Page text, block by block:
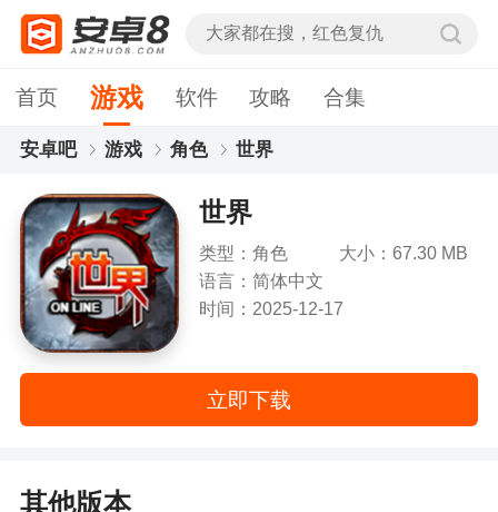
首页 游戏 软件 攻略 合集
安卓吧 游戏 角色 世界
世界
类型：角色
大小：67.30 MB
语言：简体中文
时间：2025-12-17
立即下载
其他版本